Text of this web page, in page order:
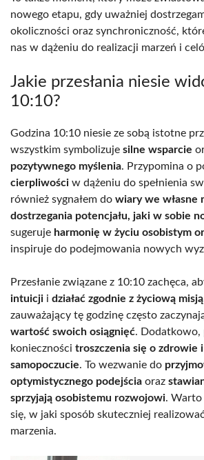
nowego etapu, gdy uważniej
okoliczności oraz synchroniczność,
nas w dążeniu do realizacji marzeń i
Jakie przesłania niesie
10:10?
Godzina 10:10 niesie ze sobą istotne
wszystkim symbolizuje silne wsparcie
pozytywnego myślenia. Przypomina o
cierpliwości w dążeniu do spełnienia
również sygnałem do wiary we własne
dostrzegania potencjału, jaki w sobie
sugeruje harmonię w życiu osobistym
inspiruje do podejmowania nowych
Przesłanie związane z 10:10 zachęca,
intuicji i działać zgodnie z życiową misją
zauważający tę godzinę często
wartość swoich osiągnięć. Dodatkowo,
konieczności troszczenia się o zdrowie
samopoczucie. To wezwanie do
optymistycznego podejścia oraz
sprzyjają osobistemu rozwojowi. Warto
się, w jaki sposób skuteczniej
marzenia.